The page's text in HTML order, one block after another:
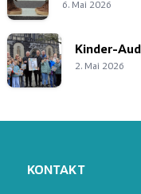
6. Mai 2026
Kinder-
2. Mai 2026
KONTAKT